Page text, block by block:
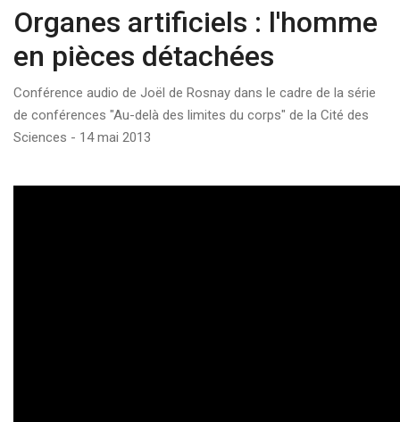
Organes artificiels : l'homme
en pièces détachées
Conférence audio de Joël de Rosnay dans le cadre de la série
de conférences "Au-delà des limites du corps" de la Cité des
Sciences - 14 mai 2013